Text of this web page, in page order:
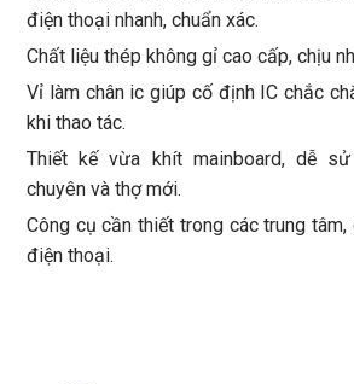
điện thoại nhanh, chuẩn xác.
Chất liệu thép không gỉ cao cấp, chịu
Vỉ làm chân ic giúp cố định IC chắc
khi thao tác.
Thiết kế vừa khít mainboard, dễ
chuyên và thợ mới.
Công cụ cần thiết trong các trung
điện thoại.